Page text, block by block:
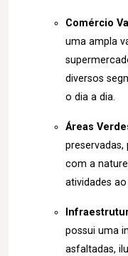
Comércio
uma ampla
diversos
o dia a dia.
Áreas
com a
atividades ao
possui uma
asfaltadas,